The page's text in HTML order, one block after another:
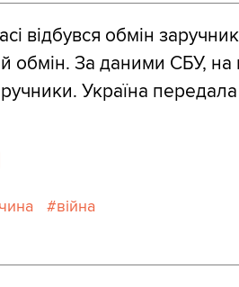
відбувся обмін
обмін. За даними СБУ, на
Україна
війна